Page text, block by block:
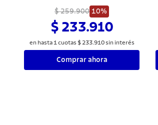
$ 259.900 10%
$ 233.910
en hasta 1 cuotas $ 233.910sin interés
Comprar ahora